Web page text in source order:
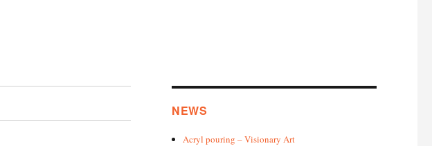
NEWS
Acryl pouring – Visionary Art